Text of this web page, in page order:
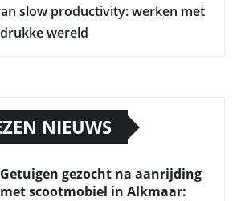
slow productivity: werken met
wereld
NIEUWS
Getuigen gezocht na aanrijding
met scootmobiel in Alkmaar: